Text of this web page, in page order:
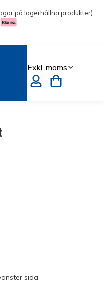
på lagerhållna produkter)
sida